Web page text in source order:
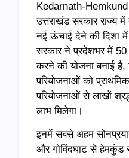
Kedarnath-
उत्तराखंड सरकार राज्य में
नई ऊंचाई देने की दिशा
सरकार ने प्रदेशभर में 50
करने की योजना बनाई
परियोजनाओं को
परियोजनाओं से लाखों
लाभ मिलेगा।
इनमें सबसे अहम
और गोविंदघाट से हेमकुंड